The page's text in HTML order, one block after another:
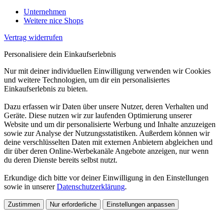
Unternehmen
Weitere nice Shops
Vertrag widerrufen
Personalisiere dein Einkaufserlebnis
Nur mit deiner individuellen Einwilligung verwenden wir Cookies
und weitere Technologien, um dir ein personalisiertes
Einkaufserlebnis zu bieten.
Dazu erfassen wir Daten über unsere Nutzer, deren Verhalten und
Geräte. Diese nutzen wir zur laufenden Optimierung unserer
Website und um dir personalisierte Werbung und Inhalte anzuzeigen
sowie zur Analyse der Nutzungsstatistiken. Außerdem können wir
deine verschlüsselten Daten mit externen Anbietern abgleichen und
dir über deren Online-Werbekanäle Angebote anzeigen, nur wenn
du deren Dienste bereits selbst nutzt.
Erkundige dich bitte vor deiner Einwilligung in den Einstellungen
sowie in unsererDatenschutzerklärung.
Zustimmen Nur erforderliche Einstellungen anpassen